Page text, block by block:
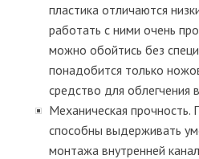
пластика отличаются
работать с ними очень
можно обойтись без
понадобится только
средство для облегчения
Механическая прочность.
способны выдерживать
монтажа внутренней